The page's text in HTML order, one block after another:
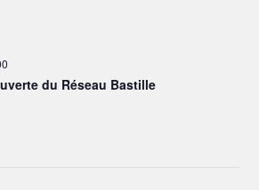
du Réseau Bastille